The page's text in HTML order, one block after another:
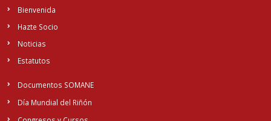
Bienvenida
Hazte Socio
Noticias
Estatutos
Documentos SOMANE
Día Mundial del Riñón